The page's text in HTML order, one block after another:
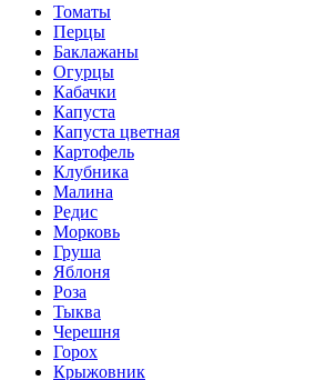
Томаты
Перцы
Баклажаны
Огурцы
Кабачки
Капуста
Капуста цветная
Картофель
Клубника
Малина
Редис
Морковь
Груша
Яблоня
Роза
Тыква
Черешня
Горох
Крыжовник